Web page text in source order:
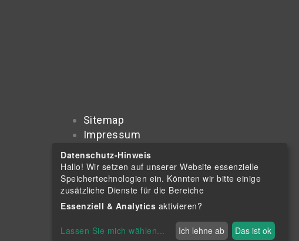
Sitemap
Impressum
Datenschutzerklärung
Datenschutz-
Einstellungen
Datenschutz-Hinweis
Hallo! Wir setzen auf unserer Website essenzielle
Speichertechnologien ein. Könnten wir bitte einige
zusätzliche Dienste für die Bereiche
Essenziell & Analytics aktivieren?
Lassen Sie mich wählen... Ich lehne ab Das ist ok